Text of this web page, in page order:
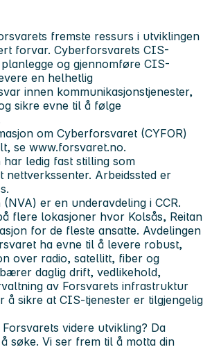
fremste ressurs i utviklingen
forvar. Cyberforsvarets CIS-
og gjennomføre CIS-
en helhetlig
innen kommunikasjonstjenester,
sikre evne til å følge
om Cyberforsvaret (CYFOR)
se www.forsvaret.no.
ledig fast stilling som
nettverkssenter. Arbeidssted er
er en underavdeling i CCR.
flere lokasjoner hvor Kolsås, Reitan
for de fleste ansatte. Avdelingen
ha evne til å levere robust,
over radio, satellitt, fiber og
daglig drift, vedlikehold,
av Forsvarets infrastruktur
å sikre at CIS-tjenester er tilgjengelig
videre utvikling? Da
søke. Vi ser frem til å motta din